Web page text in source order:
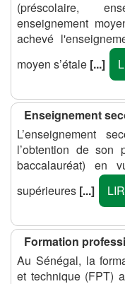
(préscolaire,
enseignement
achevé
moyen s’étale [...]
Enseignement
L’enseignement
l’obtention de son
baccalauréat) en
supérieures [...]
Formation
Au Sénégal, la
et technique (FPT)